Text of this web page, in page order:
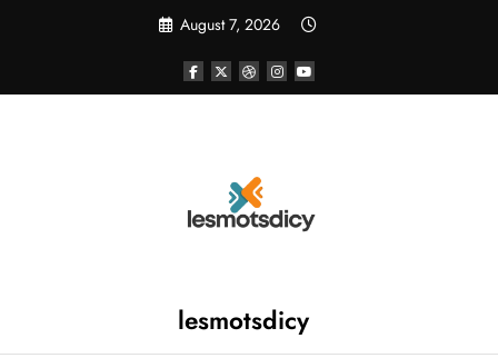
August 7, 2026
lesmotsdicy